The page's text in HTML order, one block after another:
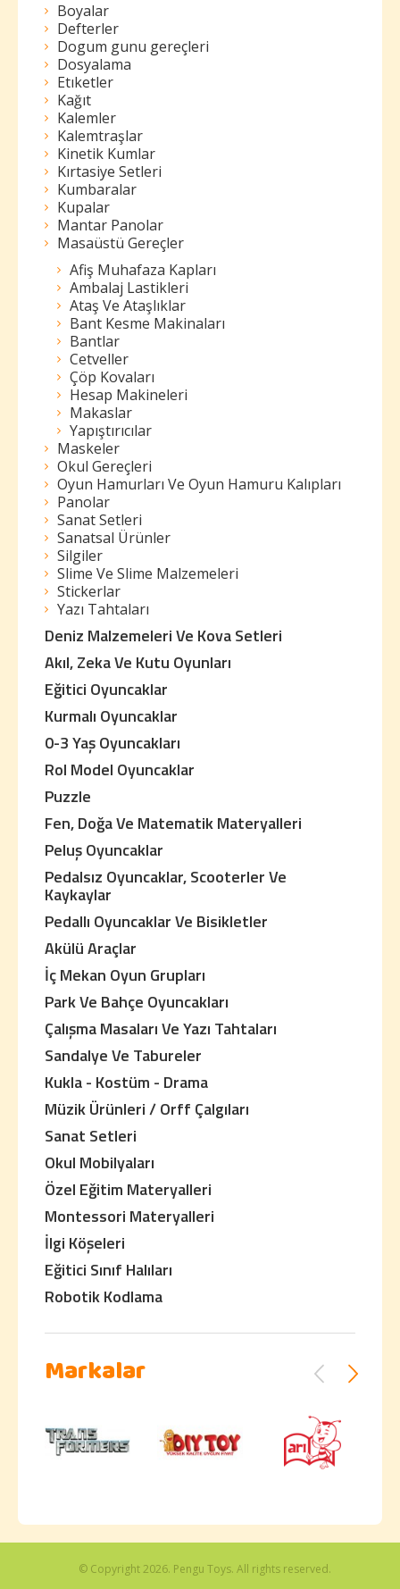
Boyalar
Defterler
Dogum gunu gereçleri
Dosyalama
Etıketler
Kağıt
Kalemler
Kalemtraşlar
Kinetik Kumlar
Kırtasiye Setleri
Kumbaralar
Kupalar
Mantar Panolar
Masaüstü Gereçler
Afiş Muhafaza Kapları
Ambalaj Lastikleri
Ataş Ve Ataşlıklar
Bant Kesme Makinaları
Bantlar
Cetveller
Çöp Kovaları
Hesap Makineleri
Makaslar
Yapıştırıcılar
Maskeler
Okul Gereçleri
Oyun Hamurları Ve Oyun Hamuru Kalıpları
Panolar
Sanat Setleri
Sanatsal Ürünler
Silgiler
Slime Ve Slime Malzemeleri
Stickerlar
Yazı Tahtaları
Deniz Malzemeleri Ve Kova Setleri
Akıl, Zeka Ve Kutu Oyunları
Eğitici Oyuncaklar
Kurmalı Oyuncaklar
0-3 Yaş Oyuncakları
Rol Model Oyuncaklar
Puzzle
Fen, Doğa Ve Matematik Materyalleri
Peluş Oyuncaklar
Pedalsız Oyuncaklar, Scooterler Ve
Kaykaylar
Pedallı Oyuncaklar Ve Bisikletler
Akülü Araçlar
İç Mekan Oyun Grupları
Park Ve Bahçe Oyuncakları
Çalışma Masaları Ve Yazı Tahtaları
Sandalye Ve Tabureler
Kukla - Kostüm - Drama
Müzik Ürünleri / Orff Çalgıları
Sanat Setleri
Okul Mobilyaları
Özel Eğitim Materyalleri
Montessori Materyalleri
İlgi Köşeleri
Eğitici Sınıf Halıları
Robotik Kodlama
Markalar
© Copyright 2026. Pengu Toys. All rights reserved.